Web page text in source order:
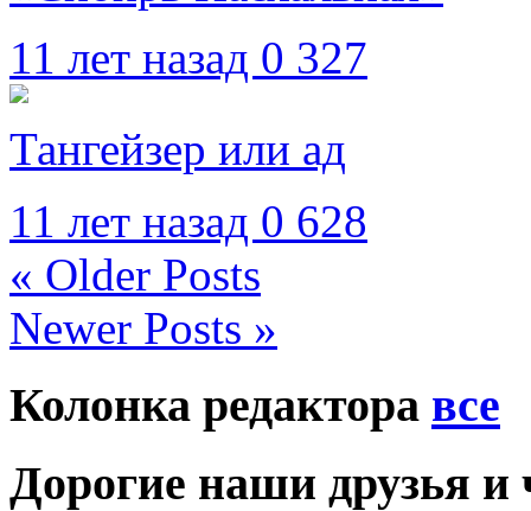
11 лет назад 0 327
Тангейзер или ад
11 лет назад 0 628
« Older Posts
Newer Posts »
Колонка редактора все
Дорогие наши друзья и